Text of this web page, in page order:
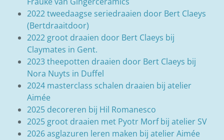
2022 tweedaagse seriedraaien door Bert Claeys
(Bertdraaitdoor)
2022 groot draaien door Bert Claeys bij
Claymates in Gent.
2023 theepotten draaien door Bert Claeys bij
Nora Nuyts in Duffel
2024 masterclass schalen draaien bij atelier
Aimée
2025 decoreren bij Hil Romanesco
2025 groot draaien met Pyotr Morf bij atelier SV
2026 asglazuren leren maken bij atelier Aimée